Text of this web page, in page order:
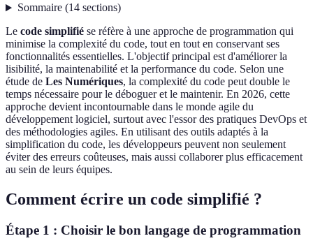
Sommaire(14 sections)
Le code simplifié se réfère à une approche de programmation qui
minimise la complexité du code, tout en tout en conservant ses
fonctionnalités essentielles. L'objectif principal est d'améliorer la
lisibilité, la maintenabilité et la performance du code. Selon une
étude de Les Numériques, la complexité du code peut double le
temps nécessaire pour le déboguer et le maintenir. En 2026, cette
approche devient incontournable dans le monde agile du
développement logiciel, surtout avec l'essor des pratiques DevOps et
des méthodologies agiles. En utilisant des outils adaptés à la
simplification du code, les développeurs peuvent non seulement
éviter des erreurs coûteuses, mais aussi collaborer plus efficacement
au sein de leurs équipes.
Comment écrire un code simplifié ?
Étape 1 : Choisir le bon langage de programmation